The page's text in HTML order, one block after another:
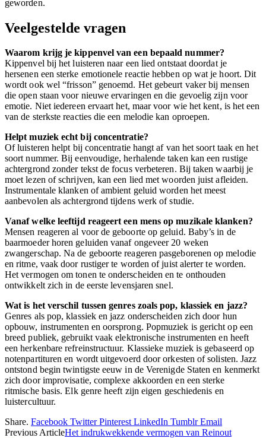
geworden.
Veelgestelde vragen
Waarom krijg je kippenvel van een bepaald nummer?
Kippenvel bij het luisteren naar een lied ontstaat doordat je
hersenen een sterke emotionele reactie hebben op wat je hoort. Dit
wordt ook wel “frisson” genoemd. Het gebeurt vaker bij mensen
die open staan voor nieuwe ervaringen en die gevoelig zijn voor
emotie. Niet iedereen ervaart het, maar voor wie het kent, is het een
van de sterkste reacties die een melodie kan oproepen.
Helpt muziek echt bij concentratie?
Of luisteren helpt bij concentratie hangt af van het soort taak en het
soort nummer. Bij eenvoudige, herhalende taken kan een rustige
achtergrond zonder tekst de focus verbeteren. Bij taken waarbij je
moet lezen of schrijven, kan een lied met woorden juist afleiden.
Instrumentale klanken of ambient geluid worden het meest
aanbevolen als achtergrond tijdens werk of studie.
Vanaf welke leeftijd reageert een mens op muzikale klanken?
Mensen reageren al voor de geboorte op geluid. Baby’s in de
baarmoeder horen geluiden vanaf ongeveer 20 weken
zwangerschap. Na de geboorte reageren pasgeborenen op melodie
en ritme, vaak door rustiger te worden of juist alerter te worden.
Het vermogen om tonen te onderscheiden en te onthouden
ontwikkelt zich in de eerste levensjaren snel.
Wat is het verschil tussen genres zoals pop, klassiek en jazz?
Genres als pop, klassiek en jazz onderscheiden zich door hun
opbouw, instrumenten en oorsprong. Popmuziek is gericht op een
breed publiek, gebruikt vaak elektronische instrumenten en heeft
een herkenbare refreinstructuur. Klassieke muziek is gebaseerd op
notenpartituren en wordt uitgevoerd door orkesten of solisten. Jazz
ontstond begin twintigste eeuw in de Verenigde Staten en kenmerkt
zich door improvisatie, complexe akkoorden en een sterke
ritmische basis. Elk genre heeft zijn eigen geschiedenis en
luistercultuur.
Share. Facebook Twitter Pinterest LinkedIn Tumblr Email
Previous ArticleHet indrukwekkende vermogen van Reinout